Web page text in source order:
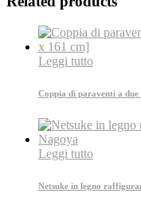
Leggi tutto
Coppia di paraventi a due
Leggi tutto
Netsuke in legno